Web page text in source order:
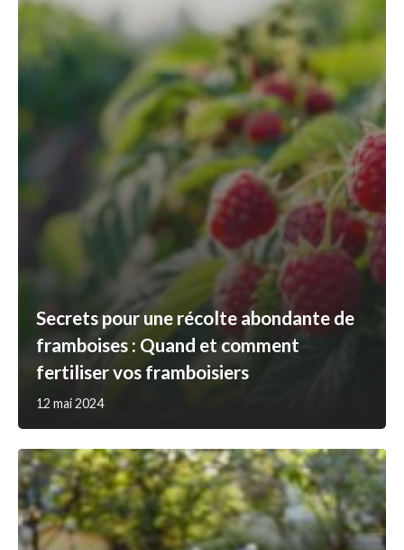
Secrets pour une récolte abondante de
framboises : Quand et comment
fertiliser vos framboisiers
12 mai 2024